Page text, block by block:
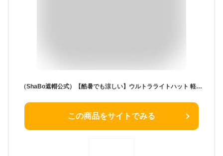
（ShaBo遮帽公式）【酷暑でも涼しい】ウルトラライトハット 軽くて涼しい 風を通す遮熱アウトドア帽子 UVカット99％以上 メンズ レディース 男性 女性 アウトドア アドベンチャーハット ハイキング 登山 屋外作業 キャンプ 釣り 撥水 透湿 快適 通気
この商品をサイトでみる